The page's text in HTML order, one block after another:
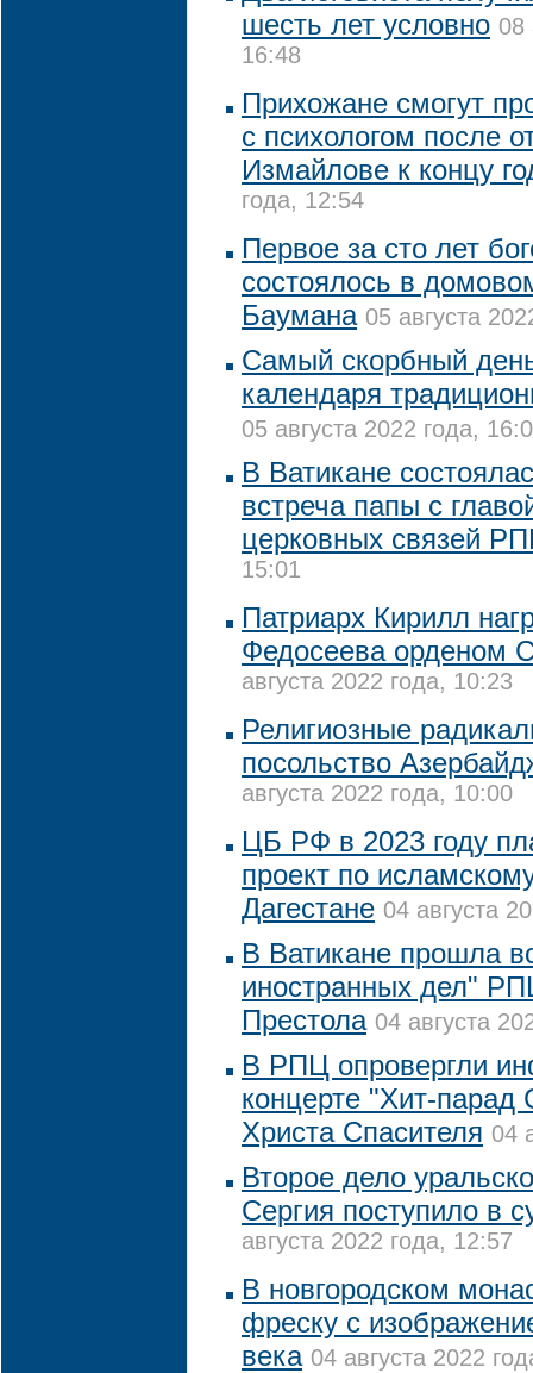
шесть лет условно 08
16:48
Прихожане смогут
с психологом после
Измайлове к концу
года, 12:54
Первое за сто лет
состоялось в
Баумана 05 августа
Самый скорбный
календаря
05 августа 2022 года,
В Ватикане
встреча папы с
церковных связей
15:01
Патриарх Кирилл
Федосеева орденом
августа 2022 года, 10:23
Религиозные
посольство
августа 2022 года, 10:00
ЦБ РФ в 2023 году
проект по
Дагестане 04 августа
В Ватикане прошла
иностранных дел"
Престола 04 августа
В РПЦ опровергли
концерте "Хит-
Христа Спасителя 04
Второе дело
Сергия поступило в
августа 2022 года, 12:57
В новгородском
фреску с
века 04 августа 2022